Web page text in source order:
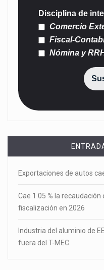
Disciplina de
Comercio
Fiscal-
Nómina y
Exportaciones de autos
Cae 1.05 % la recaudación
fiscalización en 2026
Industria del aluminio de
fuera del T-MEC